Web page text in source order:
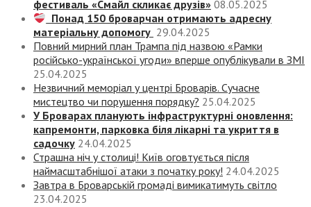
фестиваль «Смайл скликає друзів» 08.05.2025
Понад 150 броварчан отримають адресну
матеріальну допомогу 29.04.2025
Повний мирний план Трампа під назвою «‎Рамки
російсько-української угоди» вперше опублікували в ЗМІ
25.04.2025
Незвичний меморіал у центрі Броварів. Сучасне
мистецтво чи порушення порядку? 25.04.2025
У Броварах планують інфраструктурні оновлення:
капремонти, парковка біля лікарні та укриття в
садочку 24.04.2025
Страшна ніч у столиці! Київ оговтується після
наймасштабнішої атаки з початку року! 24.04.2025
Завтра в Броварській громаді вимикатимуть світло
23.04.2025